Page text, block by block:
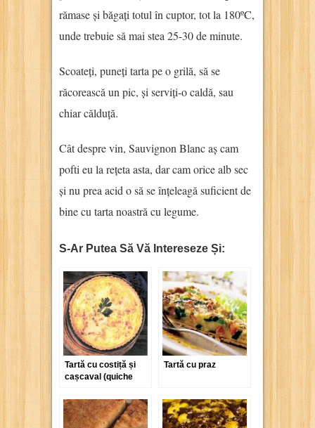
rămase și băgați totul în cuptor, tot la 180ºC,
unde trebuie să mai stea 25-30 de minute.
Scoateți, puneți tarta pe o grilă, să se
răcorească un pic, și serviți-o caldă, sau
chiar călduță.
Cât despre vin, Sauvignon Blanc aș cam
pofti eu la rețeta asta, dar cam orice alb sec
și nu prea acid o să se înțeleagă suficient de
bine cu tarta noastră cu legume.
S-Ar Putea Să Vă Intereseze Și:
Tartă cu costiță și
cașcaval (quiche
Tartă cu praz